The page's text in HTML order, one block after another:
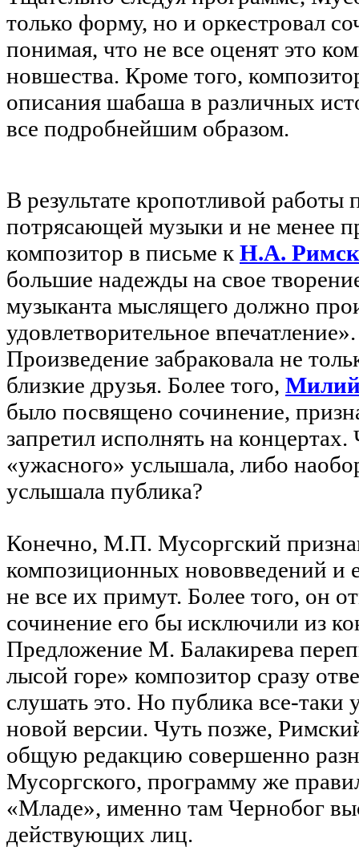
только форму, но и оркестровал
понимая, что не все оценят это
новшества. Кроме того,
описания шабаша в различных
все подробнейшим образом.
В результате кропотливой работы
потрясающей музыки и не менее
композитор в письме к Н.А.
большие надежды на свое
музыканта мыслящего должно
удовлетворительное
Произведение забраковала не
близкие друзья. Более того, Милий
было посвящено сочинение,
запретил исполнять на концертах.
«ужасного» услышала, либо
услышала публика?
Конечно, М.П. Мусоргский
композиционных нововведений и
не все их примут. Более того, он
сочинение его бы исключили из
Предложение М. Балакирева
лысой горе» композитор сразу
слушать это. Но публика все-таки
новой версии. Чуть позже,
общую редакцию совершенно
Мусоргского, программу же
«Младе», именно там Чернобог
действующих лиц.